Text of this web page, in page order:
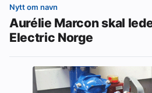
Nytt om navn
Aurélie Marcon skal
Electric Norge